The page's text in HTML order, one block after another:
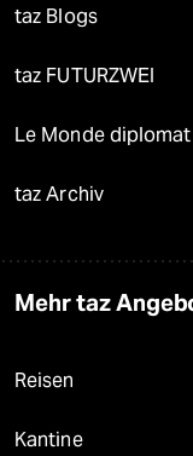
taz Blogs
taz FUTURZWEI
Le Monde
taz Archiv
Mehr taz
Reisen
Kantine